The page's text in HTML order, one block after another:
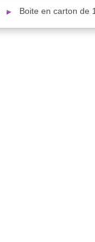
Boite en carton de